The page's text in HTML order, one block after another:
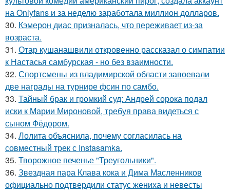
на Onlyfans и за неделю заработала миллион долларов.
30. Кэмерон диас призналась, что переживает из-за
возраста.
31. Отар кушанашвили откровенно рассказал о симпатии
к Настасья самбурская - но без взаимности.
32. Спортсмены из владимирской области завоевали
две награды на турнире фсин по самбо.
33. Тайный брак и громкий суд: Андрей сорока подал
иски к Марии Мироновой, требуя права видеться с
сыном Фёдором.
34. Лолита объяснила, почему согласилась на
совместный трек с Instasamka.
35. Творожное печенье "Треугольники".
36. Звездная пара Клава кока и Дима Масленников
официально подтвердили статус жениха и невесты